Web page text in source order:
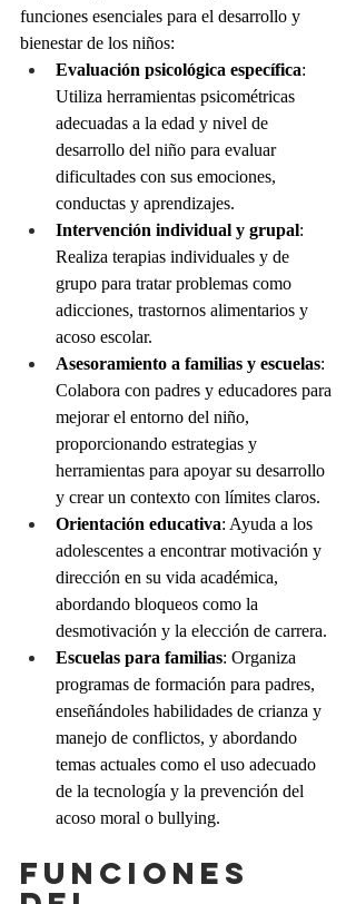
funciones esenciales para el desarrollo y
bienestar de los niños:
Evaluación psicológica específica:
Utiliza herramientas psicométricas
adecuadas a la edad y nivel de
desarrollo del niño para evaluar
dificultades con sus emociones,
conductas y aprendizajes.
Intervención individual y grupal:
Realiza terapias individuales y de
grupo para tratar problemas como
adicciones, trastornos alimentarios y
acoso escolar.
Asesoramiento a familias y escuelas:
Colabora con padres y educadores para
mejorar el entorno del niño,
proporcionando estrategias y
herramientas para apoyar su desarrollo
y crear un contexto con límites claros.
Orientación educativa: Ayuda a los
adolescentes a encontrar motivación y
dirección en su vida académica,
abordando bloqueos como la
desmotivación y la elección de carrera.
Escuelas para familias: Organiza
programas de formación para padres,
enseñándoles habilidades de crianza y
manejo de conflictos, y abordando
temas actuales como el uso adecuado
de la tecnología y la prevención del
acoso moral o bullying.
Funciones